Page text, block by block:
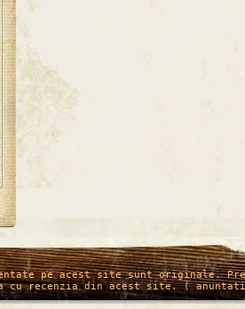
pe acest site sunt originale.
cu recenzia din acest site. (